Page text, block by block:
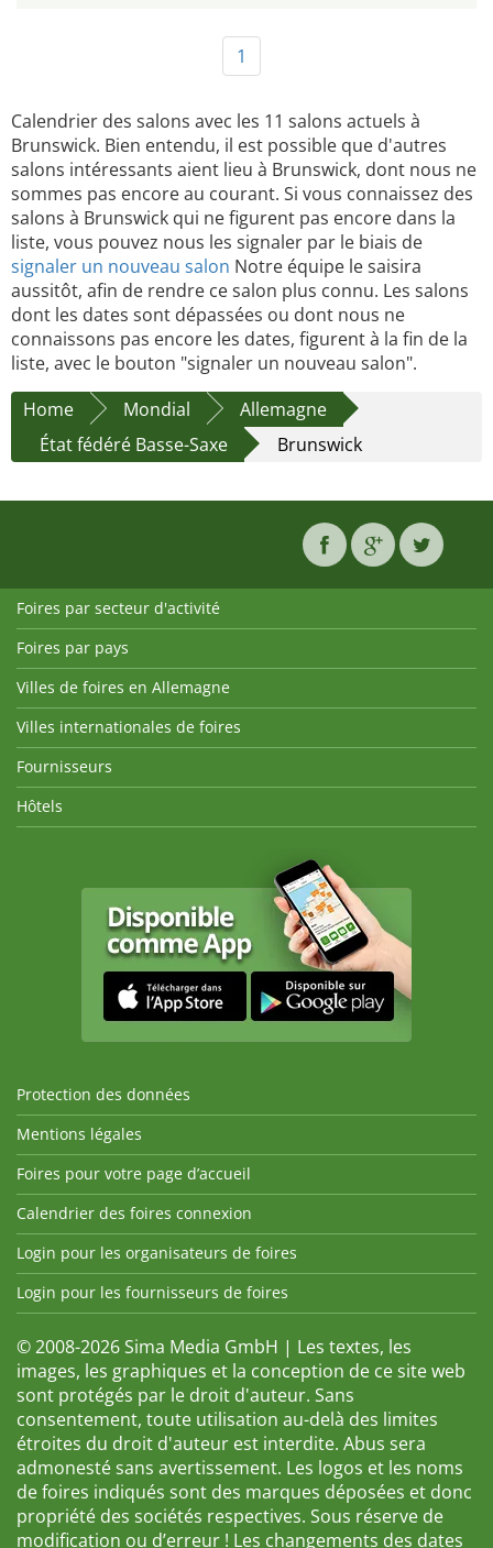
1
Calendrier des salons avec les 11 salons actuels à
Brunswick. Bien entendu, il est possible que d'autres
salons intéressants aient lieu à Brunswick, dont nous ne
sommes pas encore au courant. Si vous connaissez des
salons à Brunswick qui ne figurent pas encore dans la
liste, vous pouvez nous les signaler par le biais de
signaler un nouveau salon Notre équipe le saisira
aussitôt, afin de rendre ce salon plus connu. Les salons
dont les dates sont dépassées ou dont nous ne
connaissons pas encore les dates, figurent à la fin de la
liste, avec le bouton "signaler un nouveau salon".
Home
Mondial
Allemagne
État fédéré Basse-Saxe
Brunswick
Foires par secteur d'activité
Foires par pays
Villes de foires en Allemagne
Villes internationales de foires
Fournisseurs
Hôtels
Protection des données
Mentions légales
Foires pour votre page d’accueil
Calendrier des foires connexion
Login pour les organisateurs de foires
Login pour les fournisseurs de foires
© 2008-2026 Sima Media GmbH | Les textes, les
images, les graphiques et la conception de ce site web
sont protégés par le droit d'auteur. Sans
consentement, toute utilisation au-delà des limites
étroites du droit d'auteur est interdite. Abus sera
admonesté sans avertissement. Les logos et les noms
de foires indiqués sont des marques déposées et donc
propriété des sociétés respectives. Sous réserve de
modification ou d’erreur ! Les changements des dates